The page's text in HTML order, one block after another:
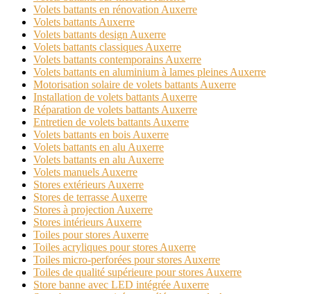
Volets battants en rénovation Auxerre
Volets battants Auxerre
Volets battants design Auxerre
Volets battants classiques Auxerre
Volets battants contemporains Auxerre
Volets battants en aluminium à lames pleines Auxerre
Motorisation solaire de volets battants Auxerre
Installation de volets battants Auxerre
Réparation de volets battants Auxerre
Entretien de volets battants Auxerre
Volets battants en bois Auxerre
Volets battants en alu Auxerre
Volets battants en alu Auxerre
Volets manuels Auxerre
Stores extérieurs Auxerre
Stores de terrasse Auxerre
Stores à projection Auxerre
Stores intérieurs Auxerre
Toiles pour stores Auxerre
Toiles acryliques pour stores Auxerre
Toiles micro-perforées pour stores Auxerre
Toiles de qualité supérieure pour stores Auxerre
Store banne avec LED intégrée Auxerre